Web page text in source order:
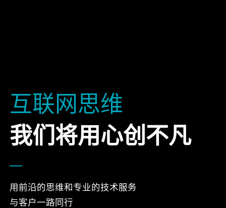
互联网思维
我们将用心创不凡
用前沿的思维和专业的技术服务
与客户一路同行